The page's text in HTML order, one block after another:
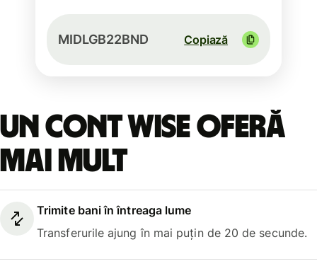
MIDLGB22BND Copiază
Un cont Wise oferă
mai mult
Trimite bani în întreaga lume
Transferurile ajung în mai puțin de 20 de secunde.